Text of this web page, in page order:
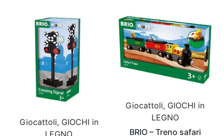
Giocattoli, GIOCHI in
LEGNO
Giocattoli, GIOCHI in
LEGNO
BRIO – Treno safari